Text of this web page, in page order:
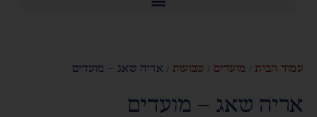
עמוד הבית/ מועדים / שבועות / אריה שאג – מועדים
אריה שאג – מועדים